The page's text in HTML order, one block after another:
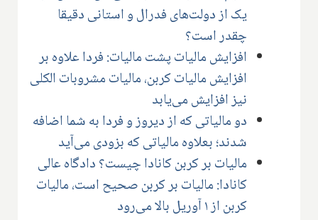
یک از دولت‌های فدرال و استانی دقیقا
چقدر است؟
افزایش مالیات پشت مالیات: فردا علاوه بر
افزایش مالیات کربن، مالیات مشروبات الکلی
نیز افزایش می‌یابد
دو مالیاتی که از دیروز و فردا به شما اضافه
شدند؛ بعلاوه مالیاتی که بزودی می‌آید
مالیات بر کربن کانادا چیست؟ دادگاه عالی
کانادا: مالیات بر کربن صحیح است، مالیات
کربن از ۱ آوریل بالا می‌رود